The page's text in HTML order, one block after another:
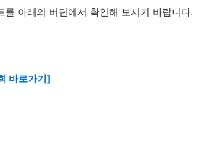
아래의 버턴에서 확인해 보시기 바랍니다.
바로가기]